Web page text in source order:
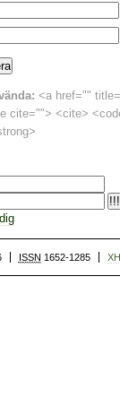
<a href=""
cite=""> <cite>
ISSN 1652-1285